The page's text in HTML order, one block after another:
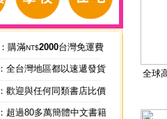
：購滿NT$2000台灣免運費
：全台灣地區都以速遞發貨
：歡迎與任何同類書店比價
：超過80多萬簡體中文書籍
全球